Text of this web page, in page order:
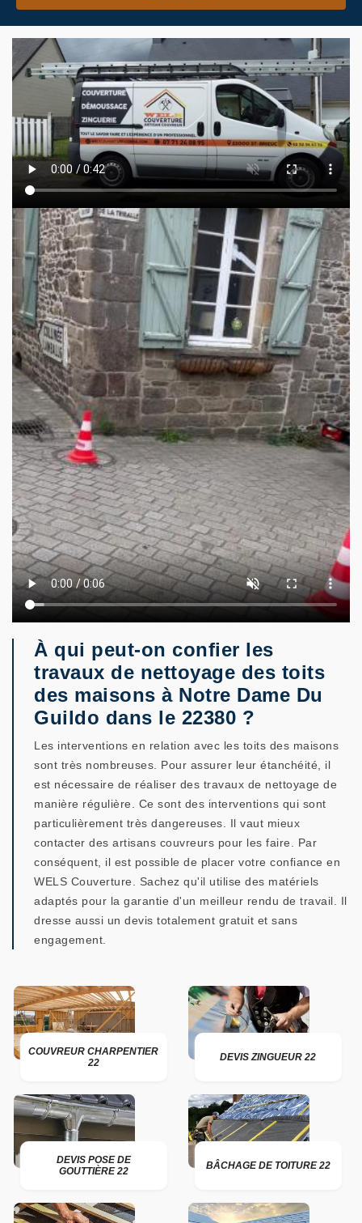
À qui peut-on confier les
travaux de nettoyage des toits
des maisons à Notre Dame Du
Guildo dans le 22380 ?
Les interventions en relation avec les toits des maisons
sont très nombreuses. Pour assurer leur étanchéité, il
est nécessaire de réaliser des travaux de nettoyage de
manière régulière. Ce sont des interventions qui sont
particulièrement très dangereuses. Il vaut mieux
contacter des artisans couvreurs pour les faire. Par
conséquent, il est possible de placer votre confiance en
WELS Couverture. Sachez qu'il utilise des matériels
adaptés pour la garantie d'un meilleur rendu de travail. Il
dresse aussi un devis totalement gratuit et sans
engagement.
COUVREUR CHARPENTIER
22
DEVIS ZINGUEUR 22
DEVIS POSE DE
GOUTTIÈRE 22
BÂCHAGE DE TOITURE 22